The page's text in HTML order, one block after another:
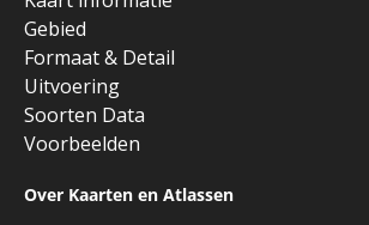
Gebied
Formaat & Detail
Uitvoering
Soorten Data
Voorbeelden
Over Kaarten en Atlassen